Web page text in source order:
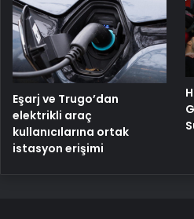
Eşarj ve Trugo’dan
elektrikli araç
kullanıcılarına ortak
istasyon erişimi